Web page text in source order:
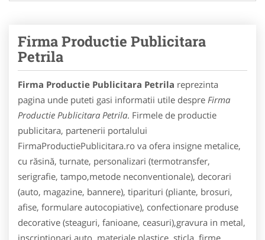
Firma Productie Publicitara
Petrila
Firma Productie Publicitara Petrila reprezinta
pagina unde puteti gasi informatii utile despre Firma
Productie Publicitara Petrila. Firmele de productie
publicitara, partenerii portalului
FirmaProductiePublicitara.ro va ofera insigne metalice,
cu răsină, turnate, personalizari (termotransfer,
serigrafie, tampo,metode neconventionale), decorari
(auto, magazine, bannere), tiparituri (pliante, brosuri,
afise, formulare autocopiative), confectionare produse
decorative (steaguri, fanioane, ceasuri),gravura in metal,
inscriptionari auto, materiale plastice, sticla, firme